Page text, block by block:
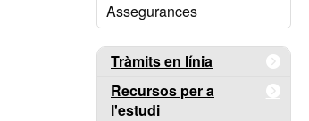
Assegurances
Tràmits en línia
Recursos per a
l'estudi